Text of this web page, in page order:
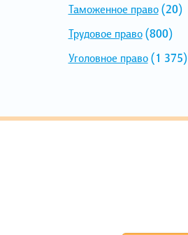
Таможенное право(20)
Трудовое право(800)
Уголовное право(1 375)